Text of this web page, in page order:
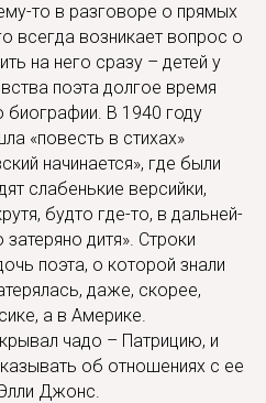
то в разговоре о прямых
всегда возникает вопрос о
на него сразу – детей у
поэта долгое время
В 1940 году
«повесть в стихах»
начинается», где были
слабенькие версийки,
будто где-то, в дальней-
дитя». Строки
поэта, о которой знали
даже, скорее,
а в Америке.
чадо – Патрицию, и
об отношениях с ее
Джонс.